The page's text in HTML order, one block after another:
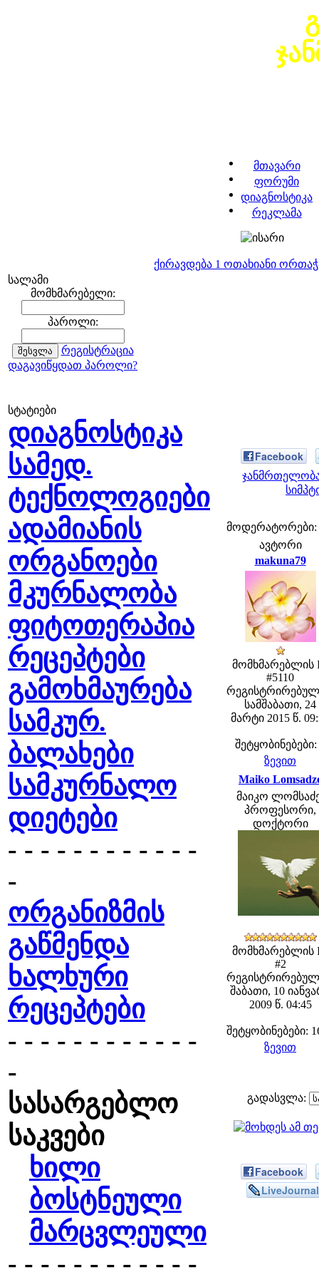
მთავარი
ფორუმი
დიაგნოსტიკა
რეკლამა
ქირავდება 1 ოთახიანი
სალამი
მომხმარებელი:
პაროლი:
რეგისტრაცია
დაგავიწყდათ პაროლი?
სტატიები
დიაგნოსტიკა
სამედ.
ტექნოლოგიები
ადამიანის
ორგანოები
მკურნალობა
ფიტოთერაპია
რეცეპტები
გამოხმაურება
სამკურ.
ბალახები
სამკურნალო
დიეტები
- - - - - - - - - - - -
-
ორგანიზმის
გაწმენდა
ხალხური
რეცეპტები
- - - - - - - - - - - -
-
სასარგებლო
საკვები
ხილი
ბოსტნეული
მარცვლეული
- - - - - - - - - - - -
Facebook
მოდერატორები:
ავტორი
makuna79
მომხმარებლის
#5110
სამშაბათი, 24
მარტი 2015 წ.
შეტყობინებები:
ზევით
Maiko
მაიკო
პროფესორი,
დოქტორი
მომხმარებლის
#2
შაბათი, 10
2009 წ. 04:45
შეტყობინებები:
ზევით
გადასვლა:
Facebook
LiveJournal